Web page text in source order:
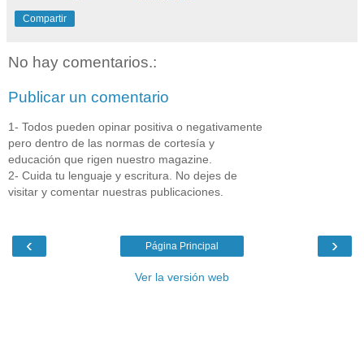
Compartir
No hay comentarios.:
Publicar un comentario
1- Todos pueden opinar positiva o negativamente
pero dentro de las normas de cortesía y
educación que rigen nuestro magazine.
2- Cuida tu lenguaje y escritura. No dejes de
visitar y comentar nuestras publicaciones.
‹ ›
Página Principal
Ver la versión web